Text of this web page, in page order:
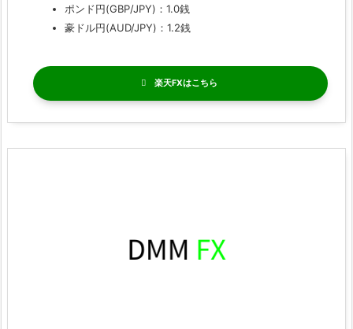
ポンド円(GBP/JPY)：1.0銭
豪ドル円(AUD/JPY)：1.2銭
楽天FX